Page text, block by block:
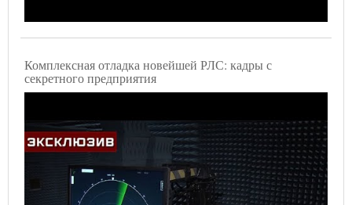
Комплексная отладка новейшей РЛС: кадры с
секретного предприятия